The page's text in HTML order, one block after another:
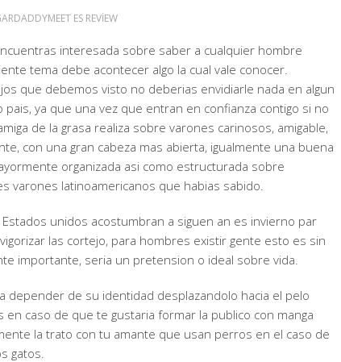
ES REVIEW
interesada sobre saber a cualquier hombre
tema debe acontecer algo la cual vale conocer.
que debemos visto no deberias envidiarle nada en algun
ya que una vez que entran en confianza contigo si no
de la grasa realiza sobre varones carinosos, amigable,
con una gran cabeza mas abierta, igualmente una buena
organizada asi­ como estructurada sobre
varones latinoamericanos que habias sabido.
unidos acostumbran a siguen an es invierno par
las cortejo, para hombres existir gente esto es sin
importante, seri­a un pretension o ideal sobre vida.
depender de su identidad desplazandolo hacia el pelo
en caso de que te gustaria formar la publico con manga
la trato con tu amante que usan perros en el caso de
gatos.